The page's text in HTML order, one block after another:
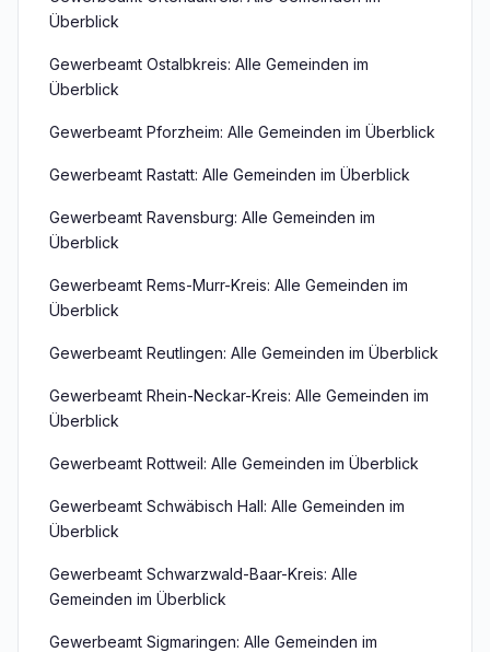
Überblick
Gewerbeamt Ostalbkreis: Alle Gemeinden im
Überblick
Gewerbeamt Pforzheim: Alle Gemeinden im Überblick
Gewerbeamt Rastatt: Alle Gemeinden im Überblick
Gewerbeamt Ravensburg: Alle Gemeinden im
Überblick
Gewerbeamt Rems-Murr-Kreis: Alle Gemeinden im
Überblick
Gewerbeamt Reutlingen: Alle Gemeinden im Überblick
Gewerbeamt Rhein-Neckar-Kreis: Alle Gemeinden im
Überblick
Gewerbeamt Rottweil: Alle Gemeinden im Überblick
Gewerbeamt Schwäbisch Hall: Alle Gemeinden im
Überblick
Gewerbeamt Schwarzwald-Baar-Kreis: Alle
Gemeinden im Überblick
Gewerbeamt Sigmaringen: Alle Gemeinden im